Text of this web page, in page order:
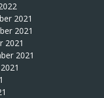
2021
2021
2021
2021